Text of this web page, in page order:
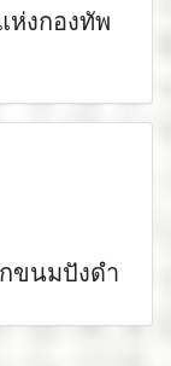
งกองทัพ
ขนมปังดำ